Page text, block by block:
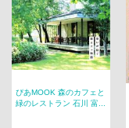
ぴあMOOK 森のカフェと
緑のレストラン 石川 富...